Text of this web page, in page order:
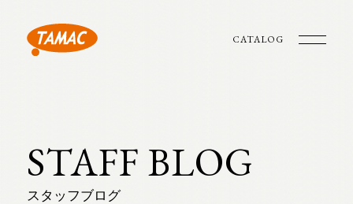
CATALOG
STAFF BLOG
スタッフブログ